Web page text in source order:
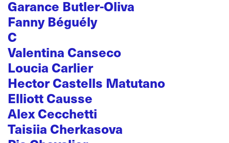
Garance Butler-Oliva
Fanny Béguély
C
Valentina Canseco
Loucia Carlier
Hector Castells Matutano
Elliott Causse
Alex Cecchetti
Taisiia Cherkasova